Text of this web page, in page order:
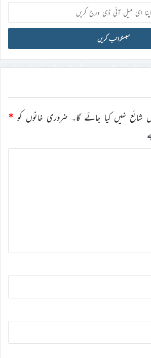
نہیں کیا جائے گا۔ ضروری خانوں کو *